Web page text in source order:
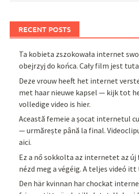
RECENT POSTS
Ta kobieta zszokowała internet
obejrzyj do końca. Cały film jest
Deze vrouw heeft het internet
met haar nieuwe kapsel — kijk tot
volledige video is hier.
Această femeie a șocat internetul
— urmărește până la final.
aici.
Ez a nő sokkolta az internetet az új
nézd meg a végéig. A teljes videó
Den här kvinnan har chockat